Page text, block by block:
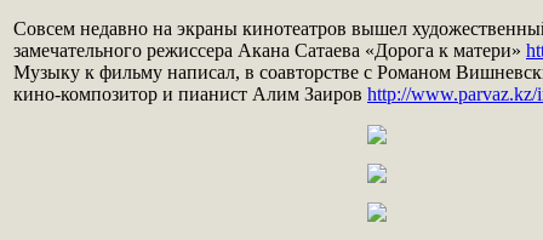
Совсем недавно на экраны кинотеатров вышел
замечательного режиссера Акана Сатаева «Дорога к матери»
Музыку к фильму написал, в соавторстве с Романом
кино-композитор и пианист Алим Заиров http://